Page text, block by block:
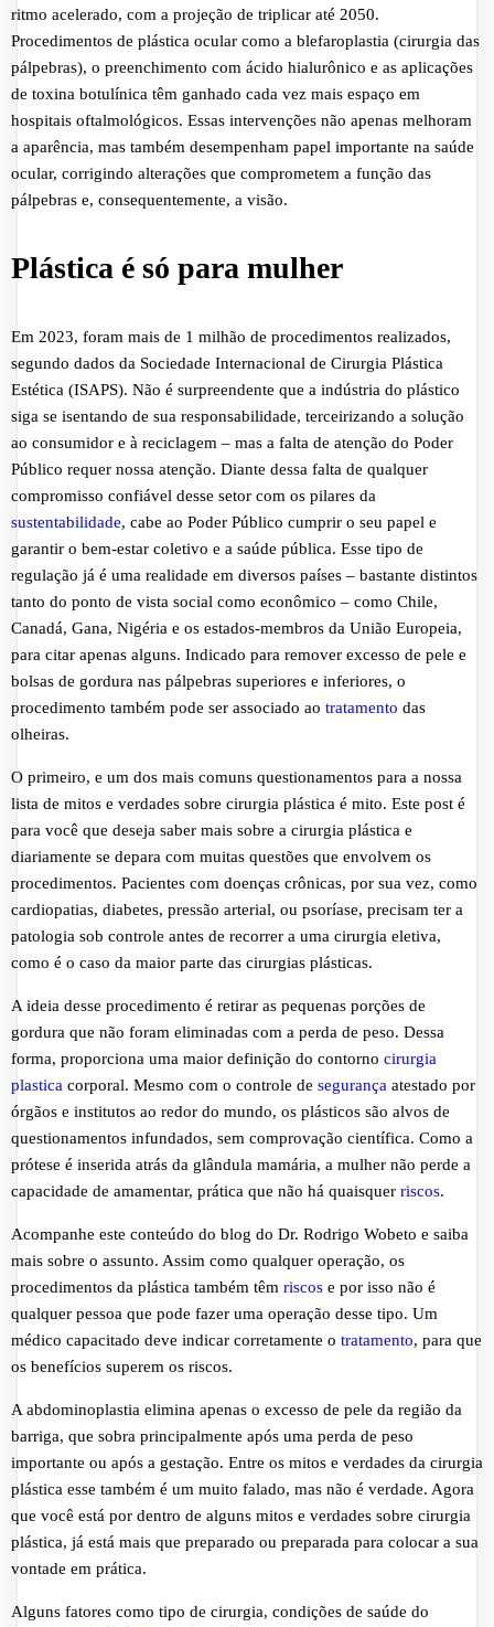
ritmo acelerado, com a projeção de triplicar até 2050.
Procedimentos de plástica ocular como a blefaroplastia (cirurgia das
pálpebras), o preenchimento com ácido hialurônico e as aplicações
de toxina botulínica têm ganhado cada vez mais espaço em
hospitais oftalmológicos. Essas intervenções não apenas melhoram
a aparência, mas também desempenham papel importante na saúde
ocular, corrigindo alterações que comprometem a função das
pálpebras e, consequentemente, a visão.
Plástica é só para mulher
Em 2023, foram mais de 1 milhão de procedimentos realizados,
segundo dados da Sociedade Internacional de Cirurgia Plástica
Estética (ISAPS). Não é surpreendente que a indústria do plástico
siga se isentando de sua responsabilidade, terceirizando a solução
ao consumidor e à reciclagem – mas a falta de atenção do Poder
Público requer nossa atenção. Diante dessa falta de qualquer
compromisso confiável desse setor com os pilares da
sustentabilidade, cabe ao Poder Público cumprir o seu papel e
garantir o bem-estar coletivo e a saúde pública. Esse tipo de
regulação já é uma realidade em diversos países – bastante distintos
tanto do ponto de vista social como econômico – como Chile,
Canadá, Gana, Nigéria e os estados-membros da União Europeia,
para citar apenas alguns. Indicado para remover excesso de pele e
bolsas de gordura nas pálpebras superiores e inferiores, o
procedimento também pode ser associado ao tratamento das
olheiras.
O primeiro, e um dos mais comuns questionamentos para a nossa
lista de mitos e verdades sobre cirurgia plástica é mito. Este post é
para você que deseja saber mais sobre a cirurgia plástica e
diariamente se depara com muitas questões que envolvem os
procedimentos. Pacientes com doenças crônicas, por sua vez, como
cardiopatias, diabetes, pressão arterial, ou psoríase, precisam ter a
patologia sob controle antes de recorrer a uma cirurgia eletiva,
como é o caso da maior parte das cirurgias plásticas.
A ideia desse procedimento é retirar as pequenas porções de
gordura que não foram eliminadas com a perda de peso. Dessa
forma, proporciona uma maior definição do contorno cirurgia
plastica corporal. Mesmo com o controle de segurança atestado por
órgãos e institutos ao redor do mundo, os plásticos são alvos de
questionamentos infundados, sem comprovação científica. Como a
prótese é inserida atrás da glândula mamária, a mulher não perde a
capacidade de amamentar, prática que não há quaisquer riscos.
Acompanhe este conteúdo do blog do Dr. Rodrigo Wobeto e saiba
mais sobre o assunto. Assim como qualquer operação, os
procedimentos da plástica também têm riscos e por isso não é
qualquer pessoa que pode fazer uma operação desse tipo. Um
médico capacitado deve indicar corretamente o tratamento, para que
os benefícios superem os riscos.
A abdominoplastia elimina apenas o excesso de pele da região da
barriga, que sobra principalmente após uma perda de peso
importante ou após a gestação. Entre os mitos e verdades da cirurgia
plástica esse também é um muito falado, mas não é verdade. Agora
que você está por dentro de alguns mitos e verdades sobre cirurgia
plástica, já está mais que preparado ou preparada para colocar a sua
vontade em prática.
Alguns fatores como tipo de cirurgia, condições de saúde do